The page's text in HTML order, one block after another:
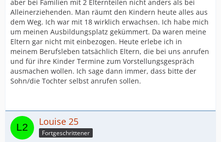
aber bei Familien mit 2 Elternteilen nicht anders als bei
Alleinerziehenden. Man räumt den Kindern heute alles aus
dem Weg. Ich war mit 18 wirklich erwachsen. Ich habe mich
um meinen Ausbildungsplatz gekümmert. Da waren meine
Eltern gar nicht mit einbezogen. Heute erlebe ich in
meinem Berufsleben tatsächlich Eltern, die bei uns anrufen
und für ihre Kinder Termine zum Vorstellungsgespräch
ausmachen wollen. Ich sage dann immer, dass bitte der
Sohn/die Tochter selbst anrufen sollen.
Louise 25
Fortgeschrittener